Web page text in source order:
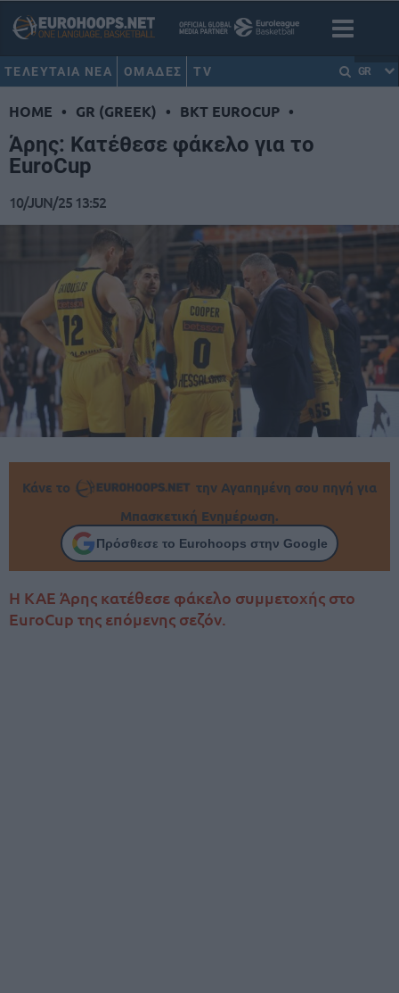
ΤΕΛΕΥΤΑΙΑ ΝΕΑ ΟΜΑΔΕΣ TV GR
HOME • GR (GREEK) • BKT EUROCUP •
Άρης: Κατέθεσε φάκελο για το
EuroCup
10/JUN/25 13:52
Κάνε το
την Αγαπημένη σου πηγή για
Μπασκετική Ενημέρωση.
Πρόσθεσε το Eurohoops στην Google
Η ΚΑΕ Άρης κατέθεσε φάκελο συμμετοχής στο
EuroCup της επόμενης σεζόν.